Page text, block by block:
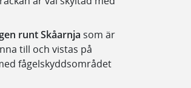
runt Skåarnja som är
till och vistas på
fågelskyddsområdet